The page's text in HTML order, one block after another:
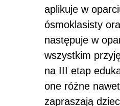
aplikuje w
ósmoklasisty
następuje w
wszystkim
na III etap
one różne
zapraszają